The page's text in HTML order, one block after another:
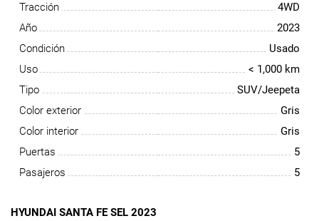
Tracción
4WD
Año
2023
Condición
Usado
Uso
< 1,000 km
Tipo
SUV/Jeepeta
Color exterior
Gris
Color interior
Gris
Puertas
5
Pasajeros
5
HYUNDAI SANTA FE SEL 2023